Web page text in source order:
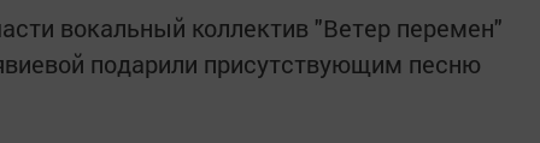
вокальный коллектив "Ветер перемен"
подарили присутствующим песню